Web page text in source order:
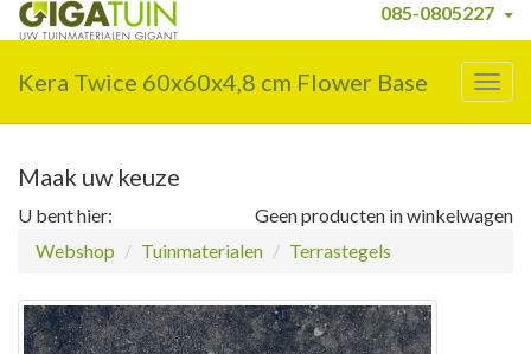
085-0805227
Kera Twice 60x60x4,8 cm Flower Base
Maak uw keuze
Geen producten in winkelwagen
U bent hier:
Webshop
Tuinmaterialen Terrastegels